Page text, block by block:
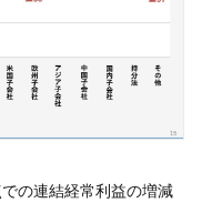
の連結経常利益の増減